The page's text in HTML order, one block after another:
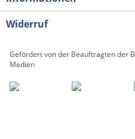
Widerruf
Gefördert von der Beauftragten der
Medien